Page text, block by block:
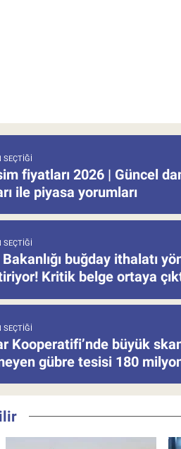
SEÇTIĞI
fiyatları 2026 | Güncel
ile piyasa yorumları
SEÇTIĞI
Bakanlığı buğday ithalatı
Kritik belge ortaya
SEÇTIĞI
Kooperatifi’nde büyük
gübre tesisi 180 milyon